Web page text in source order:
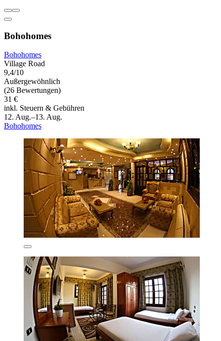
Bohohomes
Bohohomes
Village Road
9,4/10
Außergewöhnlich
(26 Bewertungen)
31 €
inkl. Steuern & Gebühren
12. Aug.–13. Aug.
Bohohomes